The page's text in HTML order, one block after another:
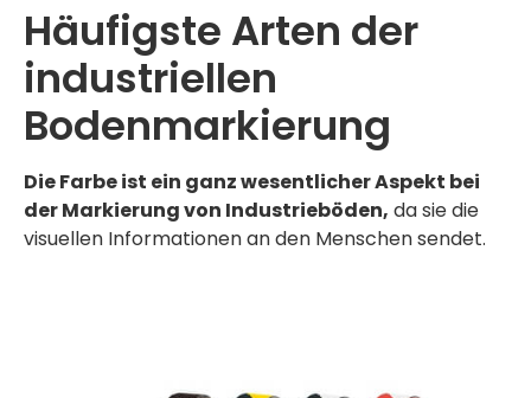
Häufigste Arten der
industriellen
Bodenmarkierung
Die Farbe ist ein ganz wesentlicher Aspekt bei
der Markierung von Industrieböden, da sie die
visuellen Informationen an den Menschen sendet.